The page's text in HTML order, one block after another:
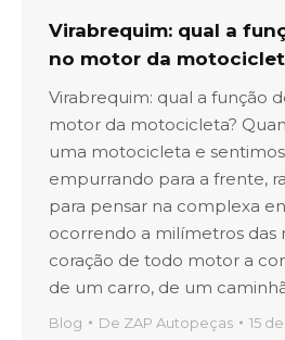
Virabrequim: qual a
no motor da
Virabrequim: qual a função
motor da motocicleta?
uma motocicleta e
empurrando para a frente,
para pensar na complexa
ocorrendo a milímetros das
coração de todo motor a
de um carro, de um
Blog De ZAP Autopeças 15